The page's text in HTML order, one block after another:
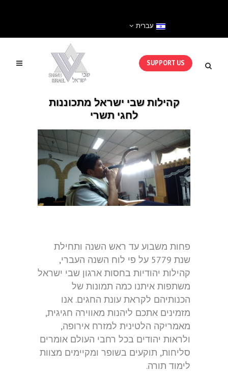
עברית
SUPPORT US
קהילות שבי ישראל מתכוננות
לחגי תשרי
פחות משבוע עד ראש השנה ותחילת
שנת 5779 על פי לוח השנה העברי,
קהילות יהודיות בחסות ארגון שבי ישראל
משתפות איתנו כמה תמונות של
הכנותיהם לקראת עונת החגים. אנו
מזמינים אתכם ליהנות מאווירה חגיגית,
מאמריקה הלטינית למזרח אירופה,
ולראות יהודים בכל רחבי העולם אומרים
סליחות, תוקעים בשופר ומקיימים מצוות
לימוד תורה.